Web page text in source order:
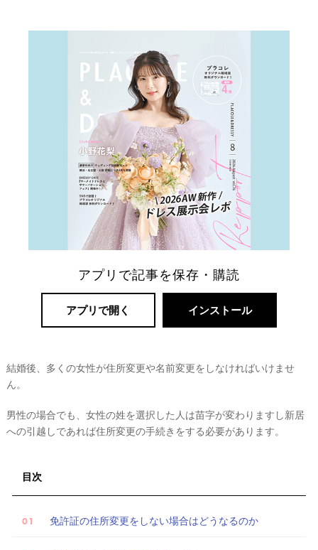
アプリで記事を保存・購読
アプリで開く インストール
結婚後、多くの女性が住所変更や名前変更をしなければいけませ
ん。
男性の場合でも、女性の姓を選択した人は苗字が変わりますし新居
への引越しであれば住所変更の手続きをする必要があります。
目次
免許証の住所変更をしない場合はどうなるのか
日
婚